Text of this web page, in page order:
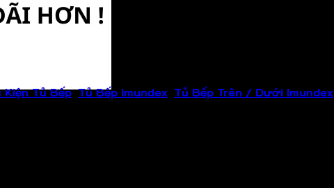
Kiện Tủ Bếp,Tủ Bếp Imundex Tủ Bếp Trên / Dưới Imundex